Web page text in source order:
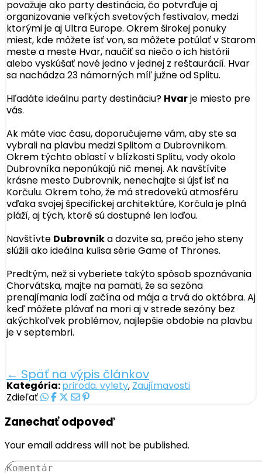
považuje ako party destinácia, čo potvrďuje aj
organizovanie veľkých svetových festivalov, medzi
ktorými je aj Ultra Europe. Okrem širokej ponuky
miest, kde môžete ísť von, sa môžete potúlať v Starom
meste a meste Hvar, naučiť sa niečo o ich histórii
alebo vyskúšať nové jedno v jednej z reštaurácií. Hvar
sa nachádza 23 námorných míľ južne od Splitu.
Hľadáte ideálnu party destináciu? Hvarje miesto pre
vás.
Ak máte viac času, doporučujeme vám, aby ste sa
vybrali na plavbu medzi Splitom a Dubrovnikom.
Okrem týchto oblastí v blízkosti Splitu, vody okolo
Dubrovníka neponúkajú nič menej. Ak navštívite
krásne mesto Dubrovnik, nenechajte si újsť isť na
Korčulu. Okrem toho, že má stredovekú atmosféru
vďaka svojej špecifickej architektúre, Korčula je plná
pláží, aj tých, ktoré sú dostupné len loďou.
Navštívte Dubrovnika dozvite sa, prečo jeho steny
slúžili ako ideálna kulisa série Game of Thrones.
Predtým, než si vyberiete takýto spôsob spoznávania
Chorvátska, majte na pamäti, že sa sezóna
prenajímania lodí začína od mája a trvá do októbra. Aj
keď môžete plávať na mori aj v strede sezóny bez
akýchkoľvek problémov, najlepšie obdobie na plavbu
je v septembri.
← Späť na výpis článkov
Kategória:priroda. vylety, Zaujímavosti
Zdieľať
Zanechať odpoveď
Your email address will not be published.